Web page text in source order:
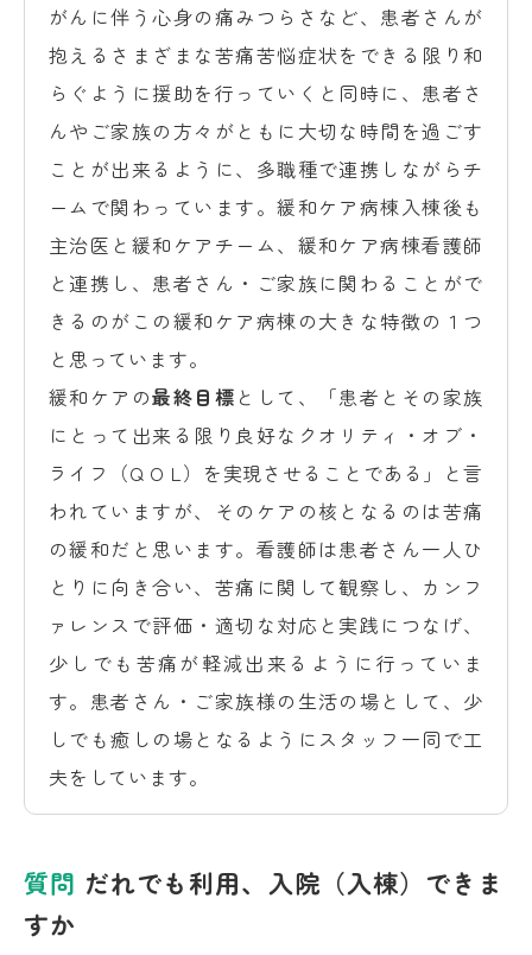
がんに伴う心身の痛みつらさなど、患者さんが
抱えるさまざまな苦痛苦悩症状をできる限り和
らぐように援助を行っていくと同時に、患者さ
んやご家族の方々がともに大切な時間を過ごす
ことが出来るように、多職種で連携しながらチ
ームで関わっています。緩和ケア病棟入棟後も
主治医と緩和ケアチーム、緩和ケア病棟看護師
と連携し、患者さん・ご家族に関わることがで
きるのがこの緩和ケア病棟の大きな特徴の１つ
と思っています。
緩和ケアの最終目標 として、「患者とその家族
にとって出来る限り良好なクオリティ・オブ・
ライフ（Q O L）を実現させることである」と言
われていますが、そのケアの核となるのは苦痛
の緩和だと思います。看護師は患者さん一人ひ
とりに向き合い、苦痛に関して観察し、カンフ
ァレンスで評価・適切な対応と実践につなげ、
少しでも苦痛が軽減出来るように行っていま
す。患者さん・ご家族様の生活の場として、少
しでも癒しの場となるようにスタッフ一同で工
夫をしています。
質問 だれでも利用、入院（入棟）できま
すか